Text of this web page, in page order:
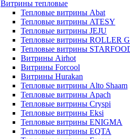
Витрины тепловые
Тепловые витрины Abat
Тепловые витрины ATESY
Тепловые витрины JEJU
Тепловые витрины ROLLER
Тепловые витрины
Витрины Airhot
Витрины Forcool
Витрины Hurakan
Тепловые витрины Alto Shaam
Тепловые витрины Apach
Тепловые витрины Cryspi
Тепловые витрины Eksi
Тепловые витрины ENIGMA
Тепловые витрины EQTA